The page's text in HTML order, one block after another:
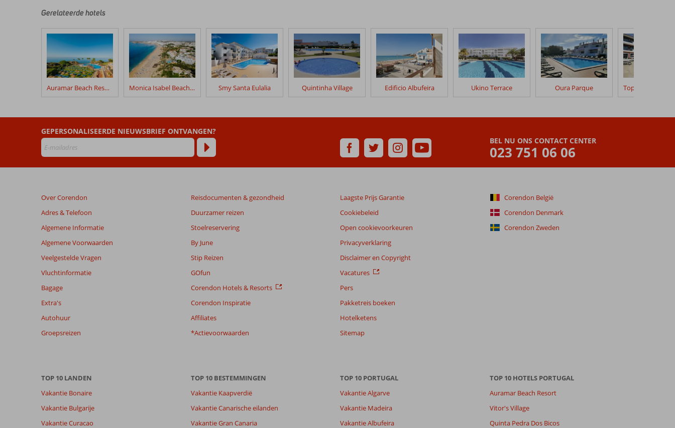
door
klanten
geschreven
na
hun
verblijf
Luna
Beoordelingen
die
ouder
zijn
maanden
niet
meer
om
de
van
Meer
beoordelingen.
Gerelateerde hotels
Auramar Beach Resort Monica Isabel Beach Club Smy Santa Eulalia Quintinha Village Edificio Albufeira Ukino Terrace Oura Parque
BEL NU ONS CONTACT CENTER
023 751 06 06
GEPERSONALISEERDE NIEUWSBRIEF ONTVANGEN?
Over Corendon
Adres & Telefoon
Algemene Informatie
Algemene Voorwaarden
Veelgestelde Vragen
Vluchtinformatie
Bagage
Extra's
Autohuur
Groepsreizen
Reisdocumenten & gezondheid
Duurzamer reizen
Stoelreservering
By June
Stip Reizen
GOfun
Corendon Hotels & Resorts
Corendon Inspiratie
Affiliates
*Actievoorwaarden
Laagste Prijs Garantie
Cookiebeleid
Open cookievoorkeuren
Privacyverklaring
Disclaimer en Copyright
Vacatures
Pers
Pakketreis boeken
Hotelketens
Sitemap
Corendon België
Corendon Denmark
Corendon Zweden
TOP 10 LANDEN
Vakantie Bonaire
Vakantie Bulgarije
Vakantie Curacao
TOP 10 BESTEMMINGEN
Vakantie Kaapverdië
Vakantie Canarische eilanden
Vakantie Gran Canaria
TOP 10 PORTUGAL
Vakantie Algarve
Vakantie Madeira
Vakantie Albufeira
TOP 10 HOTELS PORTUGAL
Auramar Beach Resort
Vitor's Village
Quinta Pedra Dos Bicos